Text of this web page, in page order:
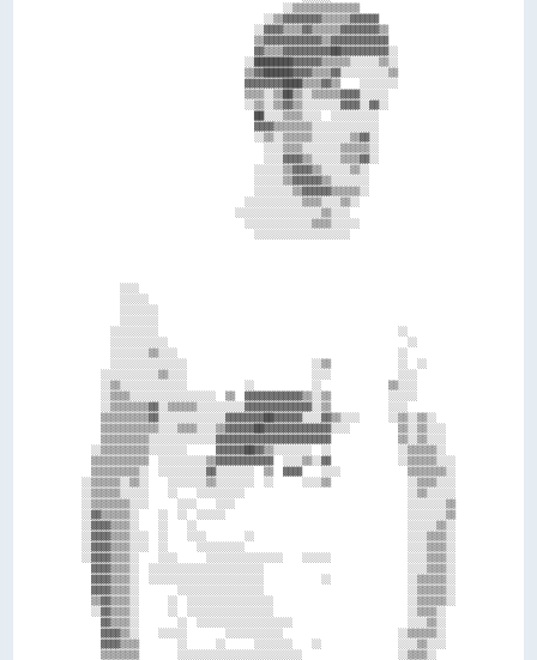
                                          ░░▒▒▒▒▒▒▒▒▒▒▒▒▒▒
                                      ░░▒▒▓▓▓▓▓▓▓▓▒▒▒▒▒▒▓▓▓▓▓▓
                                    ░░▓▓▓▓▒▒▒▒▓▓▒▒▒▒▒▒▓▓▓▓▓▓▓▓▒▒
                                    ▒▒▓▓▓▓▓▓▓▓▓▓▓▓▒▒▓▓▓▓▓▓▓▓▓▓▓▓
                                    ▓▓▒▒▒▒▓▓▓▓▓▓▓▓▓▓██▓▓▓▓▓▓▓▓▓▓░░
                                  ░░████████▓▓▓▓▓▓▒▒▒▒▒▒░░░░░░▒▒░░
                                  ▒▒▓▓██████▓▓▓▓▒▒▒▒▓▓░░░░░░░░░░▒▒
                                  ▓▓▓▓▓▓▓▓████▒▒▒▒▓▓▒▒    ░░░░░░░░
                                  ▒▒▒▒░░▒▒██▒▒░░▒▒▒▒▒▒▓▓▓▓░░░░░░
                                  ░░▒▒░░▒▒▓▓▒▒░░░░░░░░▓▓▓▓░░▓▓░░
                                    ██░░░░▒▒▒▒░░░░  ░░░░░░░░░░
                                    ▓▓▓▓▒▒▒▒▒▒▒▒░░░░░░░░░░░░░░
                                    ░░▒▒░░▒▒▒▒▒▒░░░░░░░░▒▒▓▓░░
                                      ░░░░▒▒▒▒░░░░░░░░▒▒▒▒▒▒░░
                                      ░░░░▓▓▓▓▒▒░░░░░░▒▒▒▒▓▓░░
                                    ░░░░░░▒▒▓▓▓▓▒▒░░░░░░▒▒░░
                                    ░░░░░░▒▒▓▓▓▓▓▓▒▒░░░░░░░░
                                    ░░░░░░░░▒▒▓▓▓▓▓▓▒▒▒▒▒▒░░
                                  ░░░░░░░░░░░░▒▒▒▒░░░░▒▒░░
                                ░░░░░░░░░░░░░░░░░░▒▒░░░░
                                  ░░░░░░░░░░░░░░▒▒▒▒░░░░░░
      ░░░░░░░░▒▒░░░░                                              ░░
      ░░░░░░░░░░░░░░░░                          ░░▒▒              ░░  ░░
    ░░░░░░░░░░░░▒▒░░░░                          ░░░░              ░░░░
    ░░▒▒░░░░░░░░░░░░░░            ░░            ░░              ▒▒░░░░
    ░░▒▒▒▒░░░░░░░░░░░░░░░░░░  ▒▒  ▓▓▓▓▓▓▓▓▓▓▓▓▒▒░░▒▒            ░░░░░░
    ░░▒▒▒▒▒▒▒▒▓▓░░▒▒▒▒▒▒░░░░░░░░░░▓▓▓▓▓▓▓▓▓▓▓▓▓▓░░▒▒            ░░░░
    ▒▒▒▒▒▒▒▒▒▒▓▓░░░░░░░░░░░░░░▓▓▓▓▓▓▓▓██▓▓▓▓▓▓░░░░▓▓▒▒░░░░      ░░▒▒░░▒▒░░
    ▒▒▒▒▒▒▒▒▒▒▒▒░░░░▒▒▒▒░░░░▒▒▓▓▓▓▓▓██▓▓▓▓▓▓▓▓▓▓▓▓▓▓░░░░          ▒▒░░▒▒░░░░
    ▒▒▒▒▒▒▒▒▒▒░░░░░░░░░░░░░░▓▓▓▓▓▓▓▓▓▓▓▓▓▓▓▓▓▓▓▓▓▓▓▓              ▒▒░░▒▒░░░░
  ░░▒▒▒▒▒▒▒▒▒▒░░░░░░░░      ▓▓▓▓▓▓██▓▓▒▒░░░░░░░░  ░░              ░░▒▒▒▒▒▒░░
  ▒▒▒▒▒▒▒▒▒▒▒▒  ░░░░░░░░░░▒▒▓▓▓▓▓▓▓▓▓▓▓▓  ░░░░▒▒░░▓▓              ░░▒▒▒▒▒▒░░░░
  ▒▒▒▒▒▒▒▒▒▒░░  ░░░░░░░░░░▓▓░░░░░░░░  ▒▒  ▓▓▓▓    ░░░░              ▒▒▒▒▒▒▒▒░░
░░▒▒▒▒▒▒░░▒▒░░    ░░░░░░░░▒▒░░░░░░░░  ░░      ░░░░▒▒                ░░▒▒▒▒░░░░
░░▒▒▒▒▒▒░░░░░░    ░░    ░░░░░░░░░░                                  ░░▒▒░░░░░░
░░▒▒▒▒▒▒▒▒░░░░      ░░░░    ░░░░                                    ░░░░░░░░▒▒
░░▓▓▒▒▒▒▒▒░░    ░░  ░░  ░░░░░░                                      ░░░░░░░░▒▒
░░▓▓▓▓▒▒▒▒░░    ░░    ░░                                            ░░░░░░▒▒░░
░░▓▓▓▓▒▒▒▒░░░░  ░░    ░░░░        ░░                                ░░░░▒▒▒▒░░
░░▓▓▓▓▒▒▒▒░░░░  ░░      ░░░░░░░░░░                                  ░░░░▒▒▒▒░░
░░▓▓▓▓▒▒▒▒░░    ░░░░      ░░░░░░░░░░░░░░░░    ░░░░░░                ░░░░▒▒▒▒░░
  ▓▓▓▓▒▒▒▒░░  ░░░░░░░░░░░░░░░░░░░░░░░░                              ░░░░▒▒▒▒░░
  ▓▓▓▓▒▒▒▒░░  ░░░░░░░░░░░░░░░░░░░░░░░░            ░░                ░░▒▒▒▒▒▒░░
  ▓▓▓▓▒▒▒▒░░        ░░░░░░░░░░░░░░░░░░                              ░░▒▒▒▒▒▒░░
  ▒▒▓▓▒▒▒▒░░      ░░  ░░░░░░░░░░░░░░░░░░                            ░░▒▒▒▒▒▒░░
  ░░▓▓▒▒▒▒░░      ░░  ░░░░░░░░░░░░░░░░░░                            ░░▒▒▒▒░░
    ▓▓▒▒▒▒░░        ░░  ░░░░░░░░░░░░░░░░░░░░                        ░░░░▒▒░░
    ▓▓▓▓▒▒░░    ░░░░░░        ░░░░░░░░░░░░                        ░░▒▒▒▒▒▒░░
    ▓▓▓▓▒▒▒▒        ░░      ░░      ░░░░░░░░    ░░                ░░░░▒▒░░░░
    ▒▒▒▒▒▒▒▒        ░░░░░░░░░░░░░░░░░░░░░░░░░░                    ░░▒▒▒▒░░